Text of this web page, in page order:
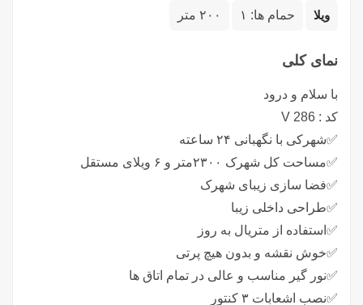
ویلا حمام ها: ۱ ۲۰۰ متر
نمای کلی
با سلام و درود
کد : V 286
✅️شهرکی با نگهبانی ۲۴ ساعته
✅️مساحت کل شهرک ۲۳۰۰متر و ۶ ویلای مستقل
✅️فضا سازی زیبای شهرک
✅️طراحی داخلی زیبا
✅️استفاده از متریال به روز
✅️خوش نقشه و بدون هیچ پرتی
✅️نور گیر مناسب و عالی در تمام اتاق ها
✅️نصب اشعابات ۳ کنتور